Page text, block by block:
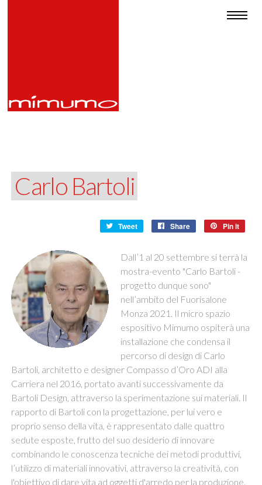
Carlo Bartoli
Tweet Share Pin it
Dall’1 al 20 settembre si terrà la
mostra-evento "Carlo Bartoli -
progetto dunque sono"
nell’ambito del Fuorisalone
Monza 2021. Il micro spazio
espositivo Mimumo ospiterà una
installazione che condensa il
percorso di design di Carlo
Bartoli, architetto e designer Compasso d’Oro ADI alla
Carriera nel 2016, portato avanti successivamente da
Bartoli Design, attraverso la sperimentazione sui materiali. Il
rapporto di Bartoli con la progettazione, per lui vero e
proprio senso della vita, è rappresentato dalle quattro
sedute esposte, frutto del suo desiderio di innovare
combinando le conoscenza tecniche dei metodi produttivi,
l’utilizzo di materiali innovativi, attraverso la creatività, con
l'obiettivo di dare vita ad oggetti d'arredo per la produzione,